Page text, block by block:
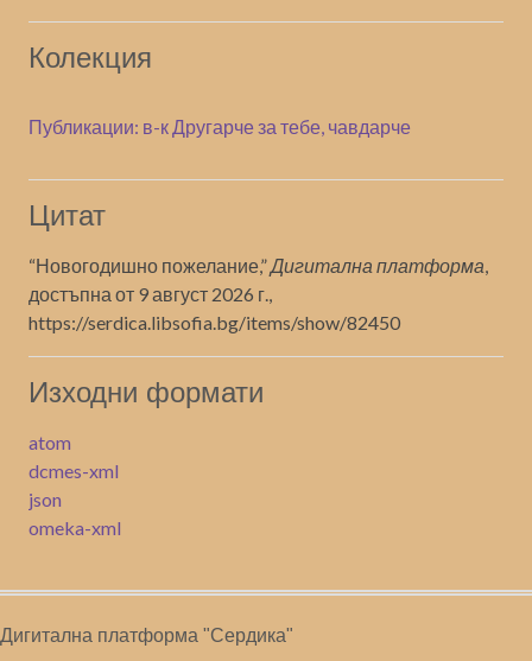
Колекция
Публикации: в-к Другарче за тебе, чавдарче
Цитат
“Новогодишно пожелание,”Дигитална платформа,
достъпна от 9 август 2026 г.,
https://serdica.libsofia.bg/items/show/82450
Изходни формати
atom
dcmes-xml
json
omeka-xml
Дигитална платформа "Сердика"